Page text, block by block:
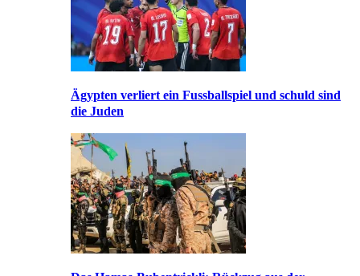
Ägypten verliert ein Fussballspiel und schuld sind
die Juden